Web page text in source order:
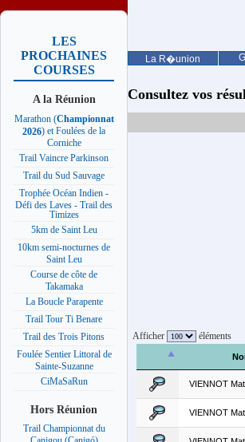
La R�union
LES
PROCHAINES
COURSES
A la Réunion
Marathon (Championnat
2026) et Foulées de la
Corniche
Trail Vaincre Parkinson
Trail du Sud Sauvage
Trophée Océan Indien -
Défi des Laves - Trail des
Timizes
5km de Saint Leu
10km semi-nocturnes de
Saint Leu
Course de côte de
Takamaka
La Boucle Parapente
Trail Tour Ti Benare
Trail des Trois Pitons
Foulée Sentier Littoral de
Sainte-Suzanne
CiMaSaRun
Hors Réunion
Trail Championnat du
Canigou (Canigó)
Consultez vos
Afficher éléments
VIENNOT
VIENNOT